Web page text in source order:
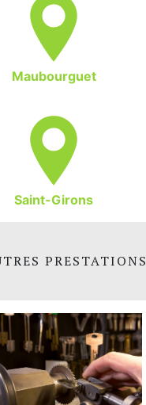
Maubourguet
Saint-Girons
PRESTATIONS